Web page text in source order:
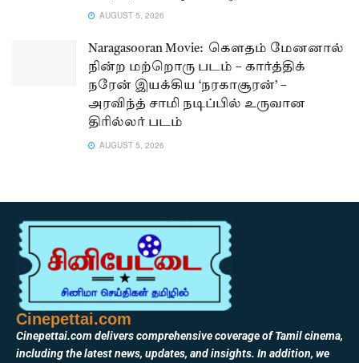
AUGUST 5, 2026
Naragasooran Movie: கௌதம் மேனனால்
நின்ற மற்றொரு படம் – கார்த்திக்
நரேன் இயக்கிய ‘நரகாசூரன்’ –
அரவிந்த் சாமி நடிப்பில் உருவான
திரில்லர் படம்
AUGUST 5, 2026
Cinepettai.com
Cinepettai.com delivers comprehensive coverage of Tamil cinema,
including the latest news, updates, and insights. In addition, we